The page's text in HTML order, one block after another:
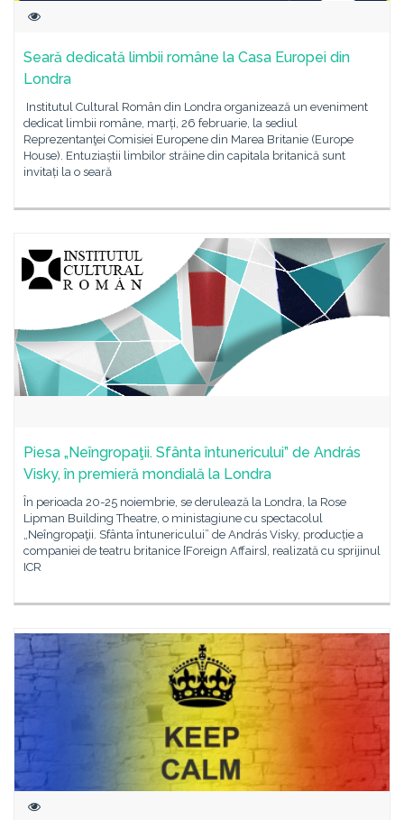
Seară dedicată limbii române la Casa Europei din
Londra
Institutul Cultural Român din Londra organizează un eveniment
dedicat limbii române, marți, 26 februarie, la sediul
Reprezentanţei Comisiei Europene din Marea Britanie (Europe
House). Entuziaștii limbilor străine din capitala britanică sunt
invitați la o seară
Piesa „Neîngropaţii. Sfânta întunericului” de András
Visky, în premieră mondială la Londra
În perioada 20-25 noiembrie, se derulează la Londra, la Rose
Lipman Building Theatre, o ministagiune cu spectacolul
„Neîngropaţii. Sfânta întunericului” de András Visky, producție a
companiei de teatru britanice [Foreign Affairs], realizată cu sprijinul
ICR